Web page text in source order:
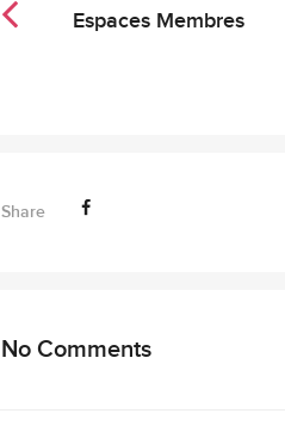
Espaces Membres
Share
No Comments